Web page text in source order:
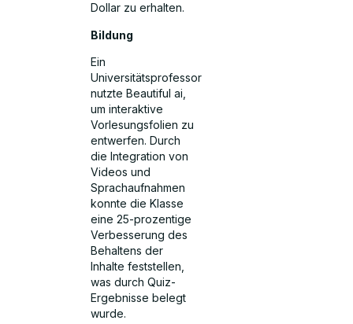
Dollar zu erhalten.
Bildung
Ein
Universitätsprofessor
nutzte Beautiful ai,
um interaktive
Vorlesungsfolien zu
entwerfen. Durch
die Integration von
Videos und
Sprachaufnahmen
konnte die Klasse
eine 25-prozentige
Verbesserung des
Behaltens der
Inhalte feststellen,
was durch Quiz-
Ergebnisse belegt
wurde.